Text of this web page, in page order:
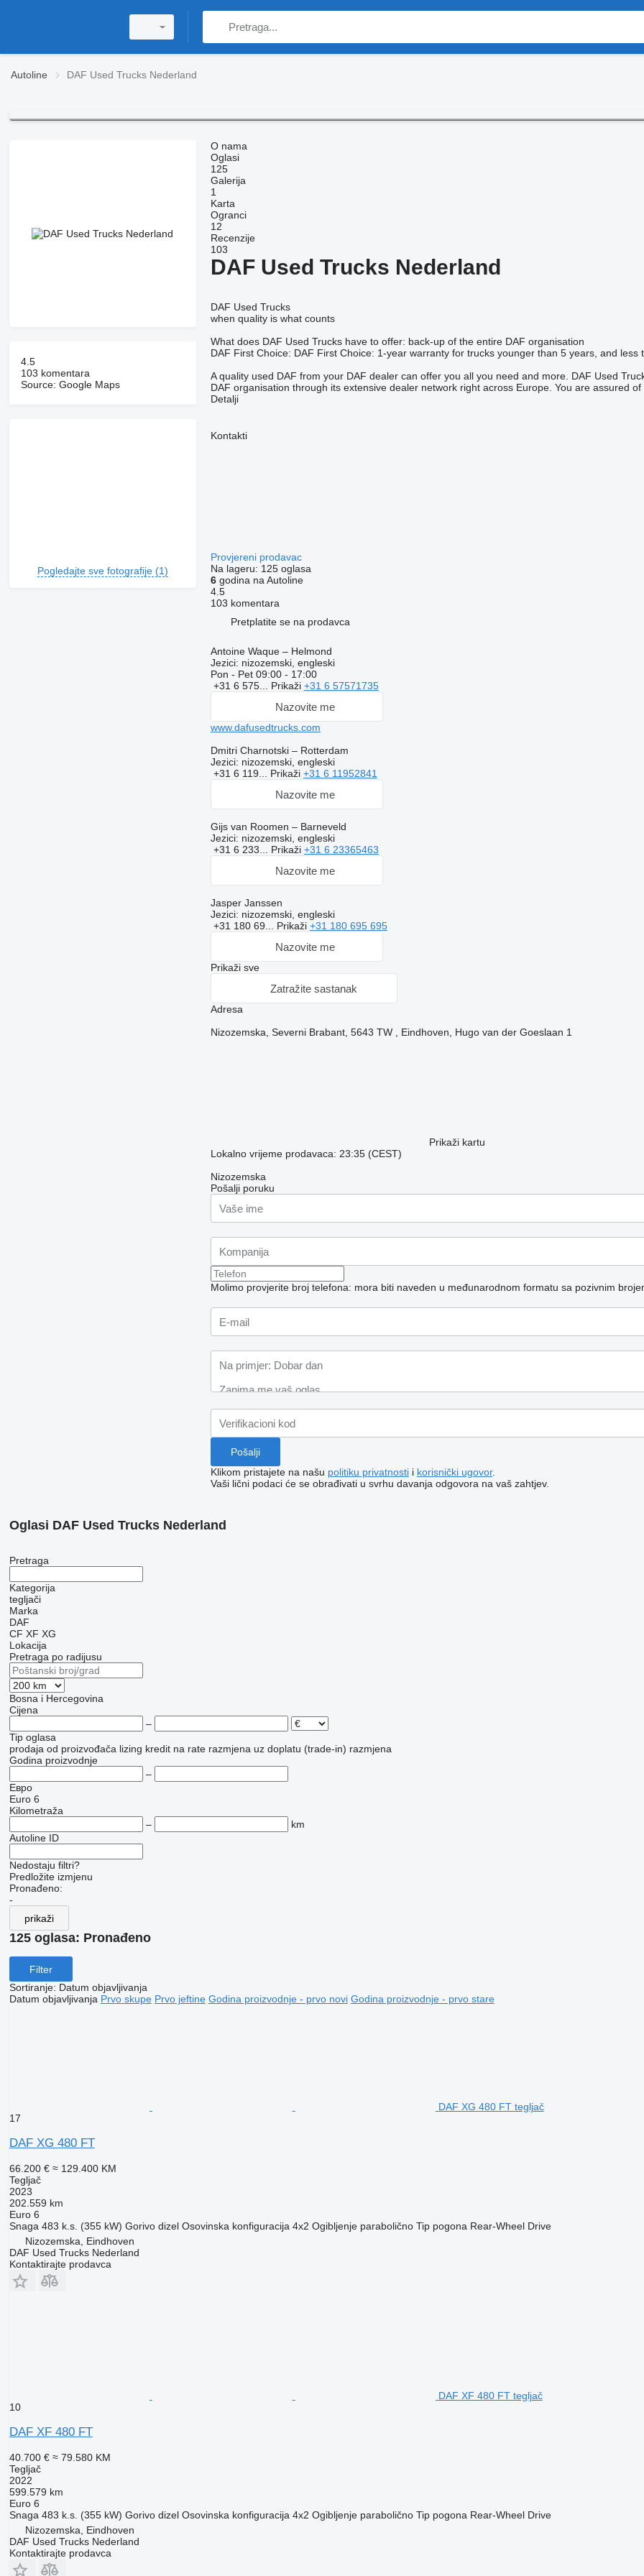
Autoline DAF Used Trucks Nederland
4.5
103 komentara
Source: Google Maps
Pogledajte sve fotografije (1)
O nama
Oglasi
125
Galerija
1
Karta
Ogranci
12
Recenzije
103
DAF Used Trucks Nederland
DAF Used Trucks
when quality is what counts
What does DAF Used Trucks have to offer: back-up of the entire DAF organisation
DAF First Choice: DAF First Choice: 1-year warranty for trucks younger than 5 years, and less
A quality used DAF from your DAF dealer can offer you all you need and more. DAF Used
DAF organisation through its extensive dealer network right across Europe. You are assured
Detalji
Kontakti
Provjereni prodavac
Na lageru: 125 oglasa
6godina na Autoline
4.5
103 komentara
Pretplatite se na prodavca
Antoine Waque – Helmond
Jezici: nizozemski, engleski
Pon - Pet 09:00 - 17:00
+31 6 575... Prikaži +31 6 57571735
Nazovite me
www.dafusedtrucks.com
Dmitri Charnotski – Rotterdam
Jezici: nizozemski, engleski
+31 6 119... Prikaži +31 6 11952841
Nazovite me
Gijs van Roomen – Barneveld
Jezici: nizozemski, engleski
+31 6 233... Prikaži +31 6 23365463
Nazovite me
Jasper Janssen
Jezici: nizozemski, engleski
+31 180 69... Prikaži +31 180 695 695
Nazovite me
Prikaži sve
Zatražite sastanak
Adresa
Nizozemska, Severni Brabant, 5643 TW , Eindhoven, Hugo van der Goeslaan 1
Prikaži kartu
Lokalno vrijeme prodavaca: 23:35 (CEST)
Nizozemska
Pošalji poruku
Molimo provjerite broj telefona: mora biti naveden u međunarodnom formatu sa pozivnim
Klikom pristajete na našu politiku privatnostii korisnički ugovor.
Vaši lični podaci će se obrađivati ​​u svrhu davanja odgovora na vaš zahtjev.
Oglasi DAF Used Trucks Nederland
Pretraga
Kategorija
tegljači
Marka
DAF
CF XF XG
Lokacija
Pretraga po radijusu
Bosna i Hercegovina
Cijena
–
Tip oglasa
prodaja od proizvođača lizing kredit na rate razmjena uz doplatu (trade-in) razmjena
Godina proizvodnje
–
Евро
Euro 6
Kilometraža
–
km
Autoline ID
Nedostaju filtri?
Predložite izmjenu
Pronađeno:
-
prikaži
125 oglasa: Pronađeno
Filter
Sortiranje: Datum objavljivanja
Datum objavljivanja Prvo skupe Prvo jeftine Godina proizvodnje - prvo novi Godina proizvodnje - prvo stare
DAF XG 480 FT tegljač
17
DAF XG 480 FT
66.200 € ≈ 129.400 KM
Tegljač
2023
202.559 km
Euro 6
Snaga 483 k.s. (355 kW) Gorivo dizel Osovinska konfiguracija 4x2 Ogibljenje parabolično Tip pogona Rear-Wheel Drive
Nizozemska, Eindhoven
DAF Used Trucks Nederland
Kontaktirajte prodavca
DAF XF 480 FT tegljač
10
DAF XF 480 FT
40.700 € ≈ 79.580 KM
Tegljač
2022
599.579 km
Euro 6
Snaga 483 k.s. (355 kW) Gorivo dizel Osovinska konfiguracija 4x2 Ogibljenje parabolično Tip pogona Rear-Wheel Drive
Nizozemska, Eindhoven
DAF Used Trucks Nederland
Kontaktirajte prodavca